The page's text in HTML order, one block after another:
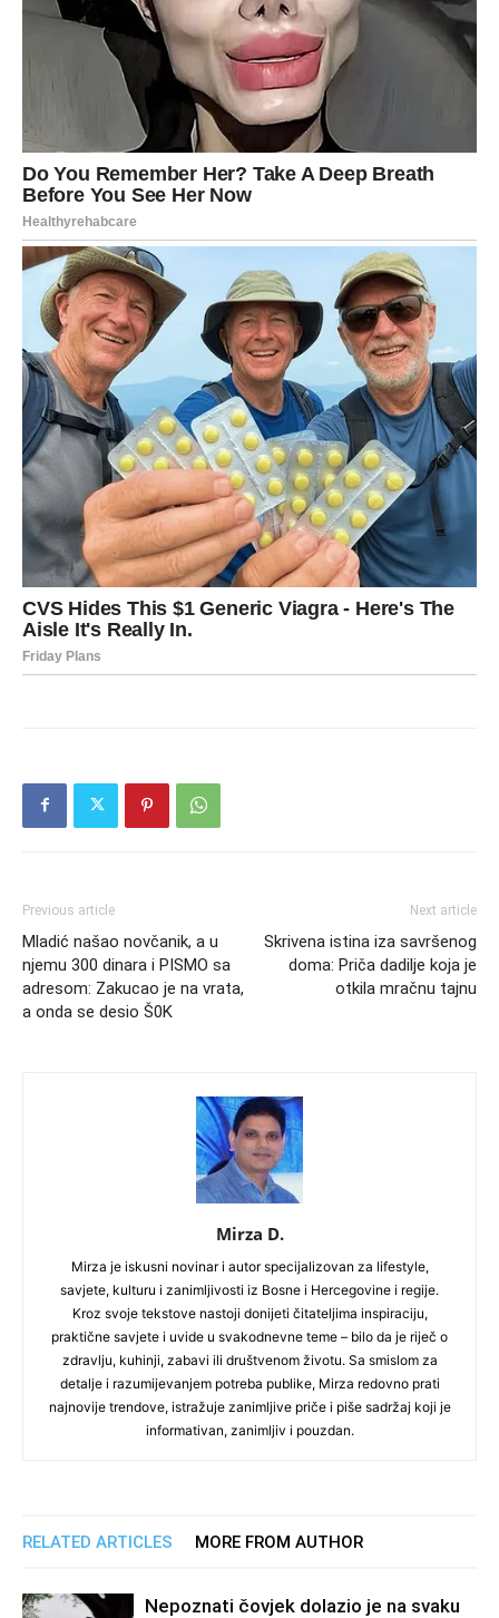
Previous article
Mladić našao novčanik, a u
njemu 300 dinara i PISMO sa
adresom: Zakucao je na vrata,
a onda se desio Š0K
Next article
Skrivena istina iza savršenog
doma: Priča dadilje koja je
otkila mračnu tajnu
Mirza D.
Mirza je iskusni novinar i autor specijalizovan za lifestyle,
savjete, kulturu i zanimljivosti iz Bosne i Hercegovine i regije.
Kroz svoje tekstove nastoji donijeti čitateljima inspiraciju,
praktične savjete i uvide u svakodnevne teme – bilo da je riječ o
zdravlju, kuhinji, zabavi ili društvenom životu. Sa smislom za
detalje i razumijevanjem potreba publike, Mirza redovno prati
najnovije trendove, istražuje zanimljive priče i piše sadržaj koji je
informativan, zanimljiv i pouzdan.
RELATED ARTICLES MORE FROM AUTHOR
Nepoznati čovjek dolazio je na svaku